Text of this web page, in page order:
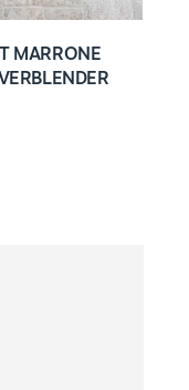
MARRONE